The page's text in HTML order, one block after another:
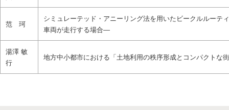
范 珂
シミュレーテッド・アニーリング法を用いたビークルルー
車両が走行する場合―
湯澤 敏
行
地方中小都市における「土地利用の秩序形成とコンパクトな